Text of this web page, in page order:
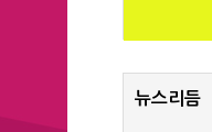
뉴스리듬